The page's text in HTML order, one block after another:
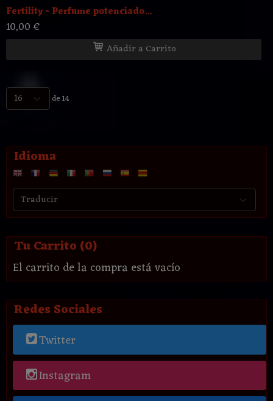
Idioma
Tu Carrito (0)
El carrito de la compra está vacío
Redes Sociales
Twitter
Instagram
Fertility - Perfume potenciado...
10,00 €
Añadir a Carrito
de 14